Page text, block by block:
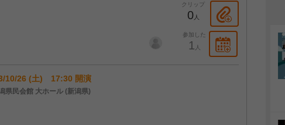
クリップ
0人
参加した
1 人
10/26 (土) 17:30 開演
県民会館 大ホール (新潟県)